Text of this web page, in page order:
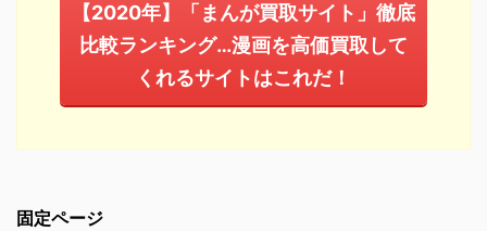
【2020年】「まんが買取サイト」徹底
比較ランキング…漫画を高価買取して
くれるサイトはこれだ！
固定ページ